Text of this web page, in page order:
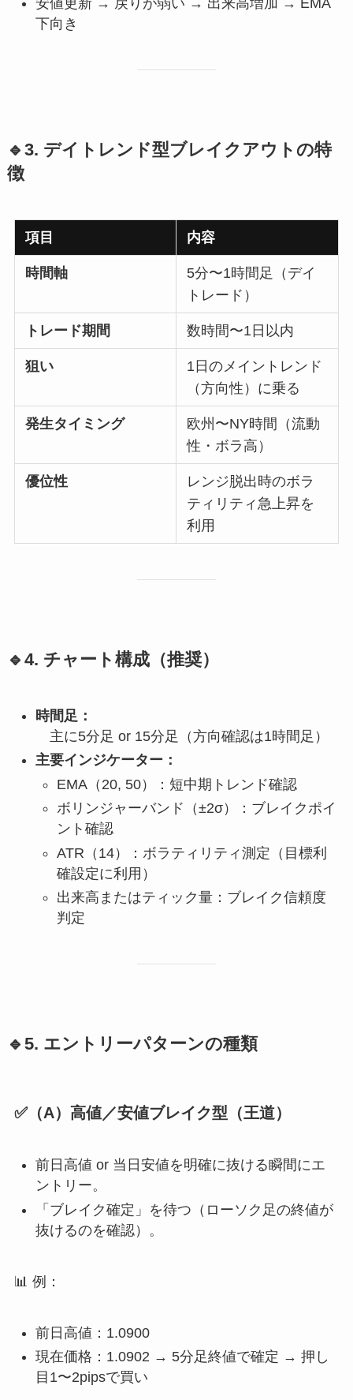
安値更新 → 戻りが弱い → 出来高増加 → EMA
下向き
🔹3. デイトレンド型ブレイクアウトの特
徴
項目 内容
時間軸
5分〜1時間足（デイ
トレード）
トレード期間 数時間〜1日以内
狙い
1日のメイントレンド
（方向性）に乗る
発生タイミング
欧州〜NY時間（流動
性・ボラ高）
優位性
レンジ脱出時のボラ
ティリティ急上昇を
利用
🔹4. チャート構成（推奨）
時間足：
主に5分足 or 15分足（方向確認は1時間足）
主要インジケーター：
EMA（20, 50）：短中期トレンド確認
ボリンジャーバンド（±2σ）：ブレイクポイ
ント確認
ATR（14）：ボラティリティ測定（目標利
確設定に利用）
出来高またはティック量：ブレイク信頼度
判定
🔹5. エントリーパターンの種類
✅（A）高値／安値ブレイク型（王道）
前日高値 or 当日安値を明確に抜ける瞬間にエ
ントリー。
「ブレイク確定」を待つ（ローソク足の終値が
抜けるのを確認）。
📊 例：
前日高値：1.0900
現在価格：1.0902 → 5分足終値で確定 → 押し
目1〜2pipsで買い